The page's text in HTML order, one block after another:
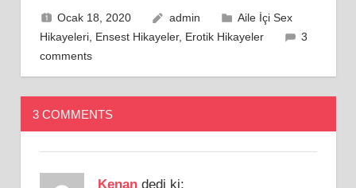
Ocak 18, 2020 admin
Aile İçi Sex
Hikayeleri, Ensest Hikayeler, Erotik Hikayeler
3
comments
3 COMMENTS
Kenan dedi ki: